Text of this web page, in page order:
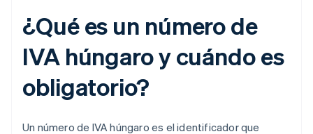
¿Qué es un número de
IVA húngaro y cuándo es
obligatorio?
Un número de IVA húngaro es el identificador que